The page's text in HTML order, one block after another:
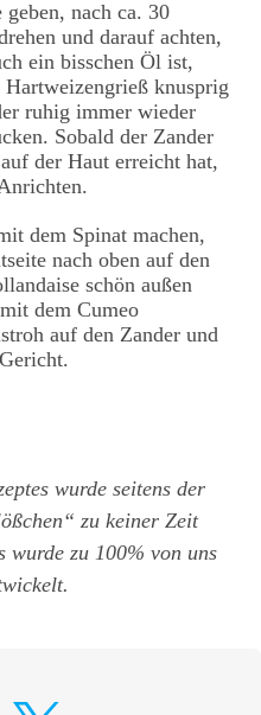
nach ca. 30
und darauf achten,
ein bisschen Öl ist,
knusprig
ruhig immer wieder
Sobald der Zander
der Haut erreicht hat,
dem Spinat machen,
nach oben auf den
schön außen
dem Cumeo
auf den Zander und
wurde seitens der
zu keiner Zeit
wurde zu 100% von uns